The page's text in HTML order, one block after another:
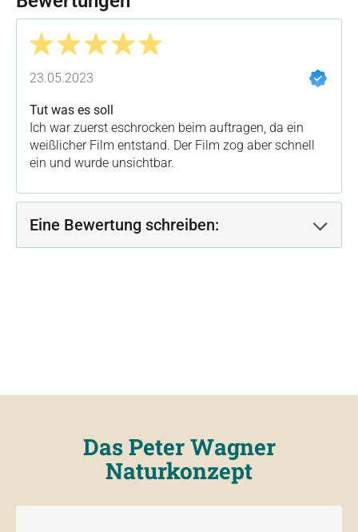
23.05.2023
Tut was es soll
Ich war zuerst eschrocken beim auftragen, da ein
weißlicher Film entstand. Der Film zog aber schnell
ein und wurde unsichtbar.
Eine Bewertung schreiben:
Das Peter Wagner
Naturkonzept